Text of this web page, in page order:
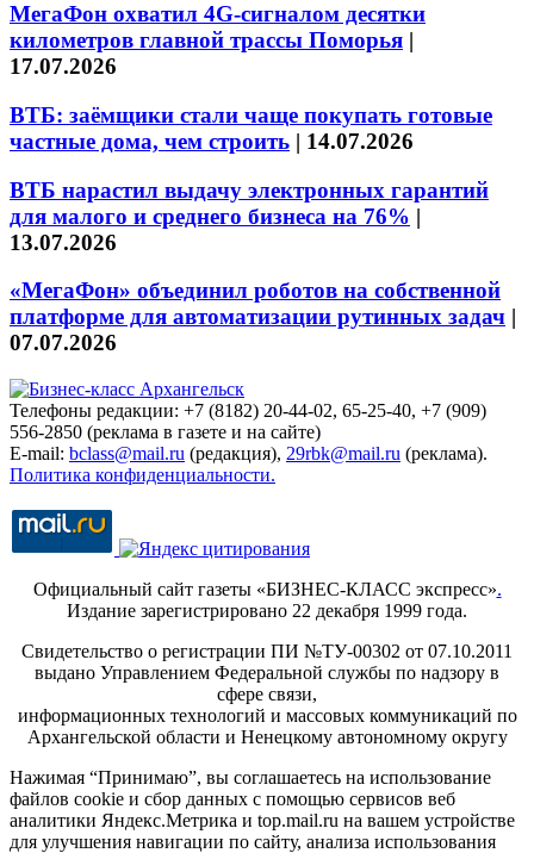
МегаФон охватил 4G-сигналом десятки
километров главной трассы Поморья |
17.07.2026
ВТБ: заёмщики стали чаще покупать готовые
частные дома, чем строить | 14.07.2026
ВТБ нарастил выдачу электронных гарантий
для малого и среднего бизнеса на 76% |
13.07.2026
«МегаФон» объединил роботов на собственной
платформе для автоматизации рутинных задач |
07.07.2026
Телефоны редакции: +7 (8182) 20-44-02, 65-25-40, +7 (909)
556-2850 (реклама в газете и на сайте)
E-mail: bclass@mail.ru (редакция), 29rbk@mail.ru (реклама).
Политика конфиденциальности.
Официальный сайт газеты «БИЗНЕС-КЛАСС экспресс».
Издание зарегистрировано 22 декабря 1999 года.
Свидетельство о регистрации ПИ №ТУ-00302 от 07.10.2011
выдано Управлением Федеральной службы по надзору в
сфере связи,
информационных технологий и массовых коммуникаций по
Архангельской области и Ненецкому автономному округу
Нажимая “Принимаю”, вы соглашаетесь на использование
файлов cookie и сбор данных с помощью сервисов веб
аналитики Яндекс.Метрика и top.mail.ru на вашем устройстве
для улучшения навигации по сайту, анализа использования